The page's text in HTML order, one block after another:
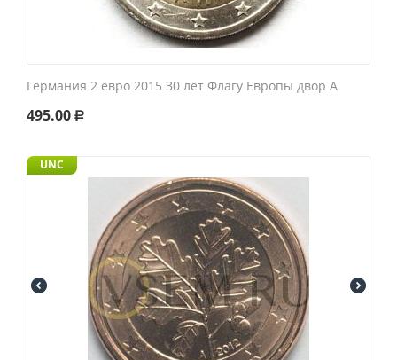
Германия 2 евро 2015 30 лет Флагу Европы двор A
495.00 Р
UNC